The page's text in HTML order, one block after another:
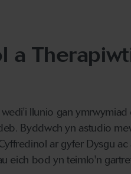
a
llunio gan
Byddwch yn astudio
ar gyfer Dysgu ac
eich bod yn teimlo'n